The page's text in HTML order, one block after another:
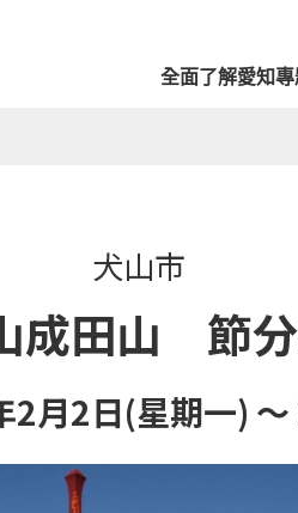
全面了解愛知
犬山市
成田山 節
月2日(星期一)